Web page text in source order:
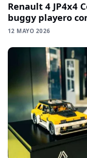
Renault 4 JP4x4
buggy playero
12 MAYO 2026